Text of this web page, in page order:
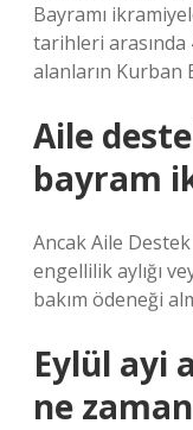
Bayramı
tarihleri ​​arasında
alanların Kurban
Aile
bayram
Ancak Aile
engellilik aylığı
bakım ödeneği
Eylül ayi
ne